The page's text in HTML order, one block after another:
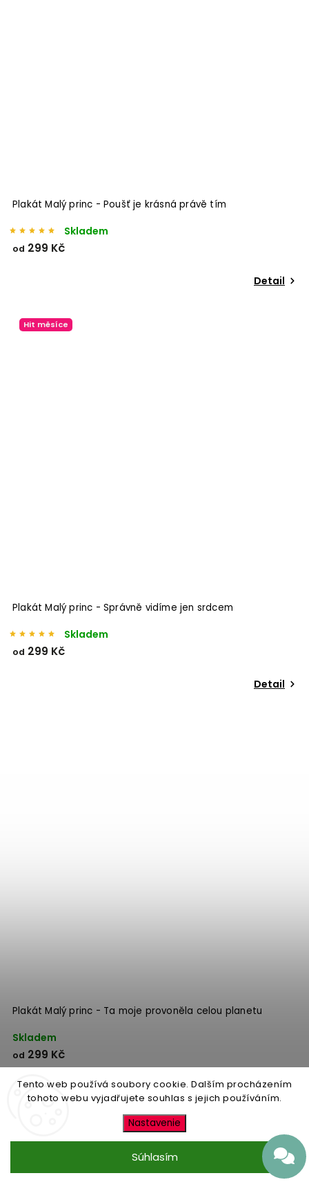
Tento web používá soubory cookie. Dalším procházením
tohoto webu vyjadřujete souhlas s jejich používáním.
Nastavenie
Súhlasím
Plakát Malý princ - Poušť je krásná právě tím
Skladem
od 299 Kč
Detail
Hit měsíce
Plakát Malý princ - Správně vidíme jen srdcem
Skladem
od 299 Kč
Detail
Plakát Malý princ - Ta moje provoněla celou planetu
Skladem
od 299 Kč
Detail